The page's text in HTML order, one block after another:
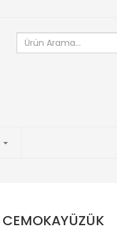
CEMOKAYÜZÜK